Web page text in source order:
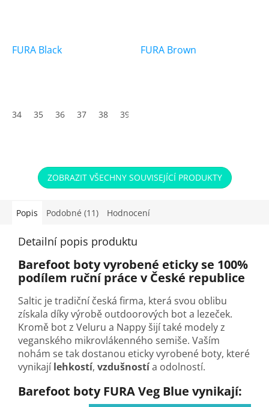
FURA Black
34 35 36 37 38 39
FURA Brown
ZOBRAZIT VŠECHNY SOUVISEJÍCÍ PRODUKTY
Popis Podobné (11) Hodnocení
Detailní popis produktu
Barefoot boty vyrobené eticky se 100%
podílem ruční práce v České republice
Saltic je tradiční česká firma, která svou oblibu
získala díky výrobě outdoorových bot a lezeček.
Kromě bot z Veluru a Nappy šijí také modely z
veganského mikrovlákenného semiše. Vaším
nohám se tak dostanou eticky vyrobené boty, které
vynikají lehkostí, vzdušnostía odolností.
Barefoot boty FURA Veg Blue vynikají: